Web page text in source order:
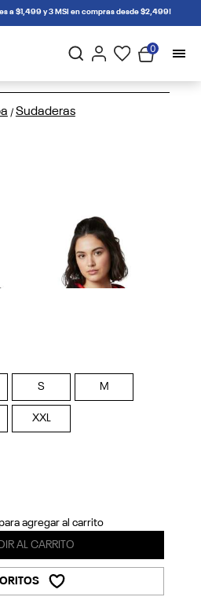
a $1,499 y 3 MSI en compras desde $2,499!
0
/ Sudaderas
S M
XXL
agregar al carrito
AL CARRITO